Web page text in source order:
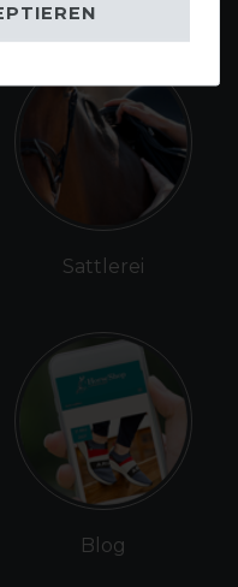
Sattlerei
Blog